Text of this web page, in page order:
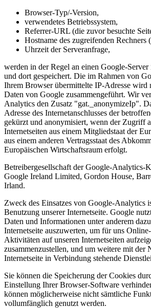
Browser-Typ/-Version,
verwendetes Betriebssystem,
Referrer-URL (die zuvor besuchte
Hostname des zugreifenden Rechners
Uhrzeit der Serveranfrage,
werden in der Regel an einen Google-
und dort gespeichert. Die im Rahmen von
Ihrem Browser übermittelte IP-Adresse wird
Daten von Google zusammengeführt. Wir
Analytics den Zusatz "gat._anonymizeIp".
Adresse des Internetanschlusses der
gekürzt und anonymisiert, wenn der Zugriff
Internetseiten aus einem Mitgliedstaat der
aus einem anderen Vertragsstaat des
Europäischen Wirtschaftsraum erfolgt.
Betreibergesellschaft der Google-Analytics-
Google Ireland Limited, Gordon House,
Irland.
Zweck des Einsatzes von Google-Analytics
Benutzung unserer Internetseite. Google
Daten und Informationen unter anderem
Internetseite auszuwerten, um für uns
Aktivitäten auf unseren Internetseiten
zusammenzustellen, und um weitere mit der
Internetseite in Verbindung stehende
Sie können die Speicherung der Cookies
Einstellung Ihrer Browser-Software
können möglicherweise nicht sämtliche
vollumfänglich genutzt werden.